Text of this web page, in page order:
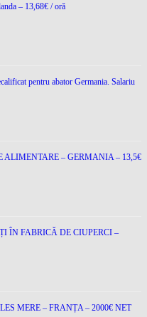
– 13,68€ / oră
pentru abator Germania. Salariu
ALIMENTARE – GERMANIA – 13,5€
ÎN FABRICĂ DE CIUPERCI –
MERE – FRANȚA – 2000€ NET